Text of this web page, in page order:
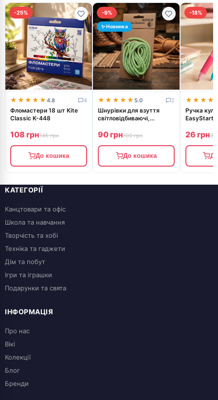
-25%
★★★★★
★★★★★ 4.8 4
Фломастери 18 шт Kite
Classic K-448
108 грн145 грн
До кошика
-9%
✨ Новинка
★★★★★
★★★★★ 5.0 2
Шнурівки для взуття
світловідбиваючі,
90 грн100 грн
До кошика
-18%
Ручка
EasyStart
26 грн32
КАТЕГОРІЇ
Канцтовари та офіс
Школа та навчання
Творчість та хобі
Техніка та гаджети
Дім та побут
Ігри та іграшки
Подарунки та свята
ІНФОРМАЦІЯ
Про нас
Вікі
Колекції
Блог
Бренди